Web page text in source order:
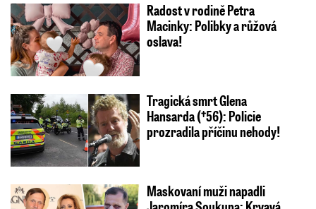
Radost v rodině Petra
Macinky: Polibky a růžová
oslava!
Tragická smrt Glena
Hansarda (†56): Policie
prozradila příčinu nehody!
Maskovaní muži napadli